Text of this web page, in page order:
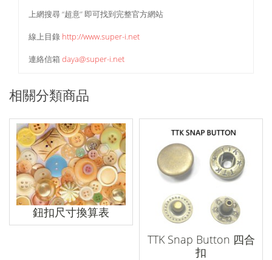
上網搜尋 “超意” 即可找到完整官方網站
線上目錄 http://www.super-i.net
連絡信箱daya@super-i.net
相關分類商品
鈕扣尺寸換算表
TTK Snap Button 四合
扣